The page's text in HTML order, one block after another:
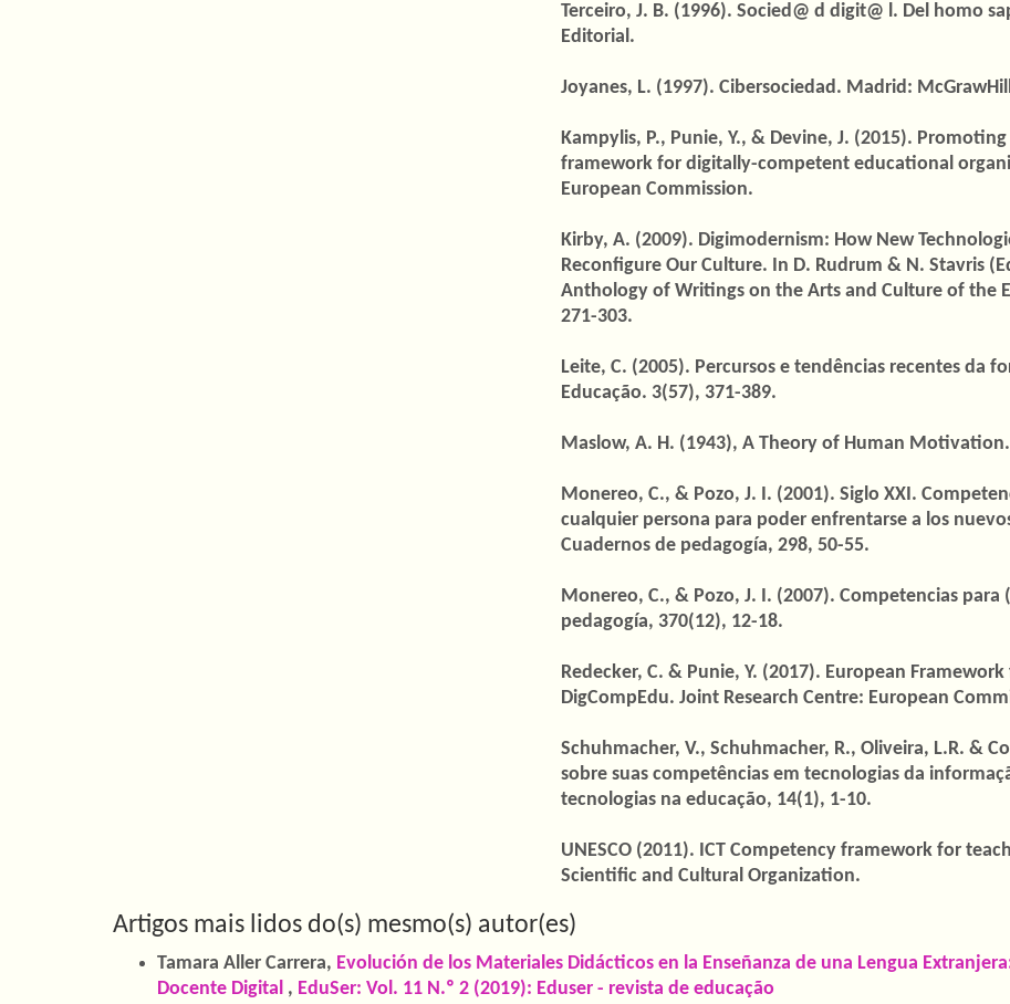
Terceiro, J. B. (1996). Socied@ d digit@ l. Del homo
Editorial.
Joyanes, L. (1997). Cibersociedad. Madrid:
Kampylis, P., Punie, Y., & Devine, J. (2015).
framework for digitally-competent educational
European Commission.
Kirby, A. (2009). Digimodernism: How New
Reconfigure Our Culture. In D. Rudrum & N. Stavris
Anthology of Writings on the Arts and Culture of the
271-303.
Leite, C. (2005). Percursos e tendências recentes da
Educação. 3(57), 371-389.
Maslow, A. H. (1943), A Theory of Human
Monereo, C., & Pozo, J. I. (2001). Siglo XXI.
cualquier persona para poder enfrentarse a los
Cuadernos de pedagogía, 298, 50-55.
Monereo, C., & Pozo, J. I. (2007). Competencias
pedagogía, 370(12), 12-18.
Redecker, C. & Punie, Y. (2017). European
DigCompEdu. Joint Research Centre: European
Schuhmacher, V., Schuhmacher, R., Oliveira, L.R. &
sobre suas competências em tecnologias da
tecnologias na educação, 14(1), 1-10.
UNESCO (2011). ICT Competency framework for
Scientific and Cultural Organization.
Artigos mais lidos do(s) mesmo(s) autor(es)
Tamara Aller Carrera, Evolución de los Materiales Didácticos en la Enseñanza de una Lengua
Docente Digital , EduSer: Vol. 11 N.º 2 (2019): Eduser - revista de educação